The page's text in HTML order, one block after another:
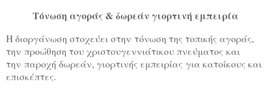
Τόνωση αγοράς & δωρεάν γιορτινή εμπειρία
Η διοργάνωση στοχεύει στην τόνωση της τοπικής αγοράς,
την προώθηση του χριστουγεννιάτικου πνεύματος και
την παροχή δωρεάν, γιορτινής εμπειρίας για κατοίκους και
επισκέπτες.